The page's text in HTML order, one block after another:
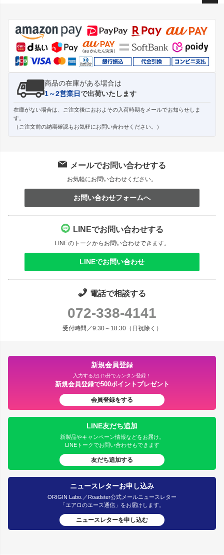
ジト
ップ
へ
商品の在庫がある場合は
1～2営業日で出荷いたします
在庫がない場合は、ご注文後におおよその入荷時期をメールでお知らせしま
す。
（ご注文前の納期確認もお気軽にお問い合わせください。）
メールでお問い合わせする
お気軽にお問い合わせください。
お問い合わせフォームへ
LINEでお問い合わせする
LINEのトークからお問い合わせできます。
LINEでお問い合わせ
電話で相談する
072-338-4141
受付時間／9:30～18:30（日祝除く）
新規会員登録
入力するだけ5分でカンタン登録！
新規会員登録で500ポイントプレゼント
会員登録をする
LINE友だち追加
新製品やキャンペーン情報などをお届け。
LINEトークでお問い合わせもできます
友だち追加する
ニュースレターお申し込み
ORIGIN Labo.／Roadster公式メールニュースレター
「エアロのエース通信」をお届けします。
ニュースレターを申し込む